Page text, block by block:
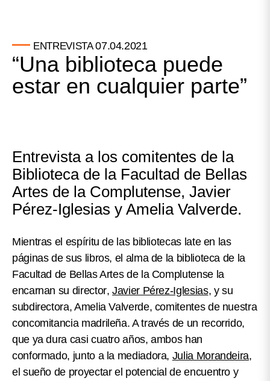
ENTREVISTA07.04.2021
“Una biblioteca puede
estar en cualquier parte”
Entrevista a los comitentes de la
Biblioteca de la Facultad de Bellas
Artes de la Complutense, Javier
Pérez-Iglesias y Amelia Valverde.
Mientras el espíritu de las bibliotecas late en las
páginas de sus libros, el alma de la biblioteca de la
Facultad de Bellas Artes de la Complutense la
encarnan su director,Javier Pérez-Iglesias, y su
subdirectora, Amelia Valverde, comitentes de nuestra
concomitancia madrileña. A través de un recorrido,
que ya dura casi cuatro años, ambos han
conformado, junto a la mediadora, Julia Morandeira,
el sueño de proyectar el potencial de encuentro y